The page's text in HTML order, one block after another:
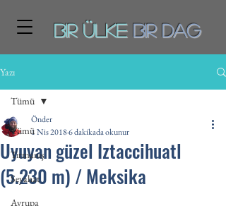
Bir ÜLKEBiR DAg
Yazı
Tümü
Tırmanış
Seyahat
Avrupa
Tümü
Uyuyan güzel Iztaccihuatl
(5.230 m) / Meksika
Önder
1 Nis 20186 dakikada okunur